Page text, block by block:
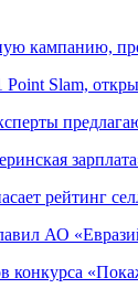
кампанию,
Point Slam,
рейтинг
АО
конкурса